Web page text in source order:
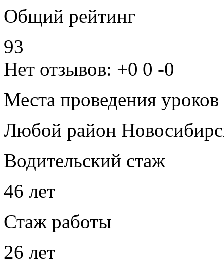
Общий рейтинг
93
Нет отзывов: +0 0 -0
Места проведения уроков
Любой район
Водительский стаж
46 лет
Стаж работы
26 лет